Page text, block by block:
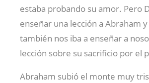
estaba probando su amor. Pero
enseñar una lección a Abraham y
también nos iba a enseñar a
lección sobre su sacrificio por el
Abraham subió el monte muy